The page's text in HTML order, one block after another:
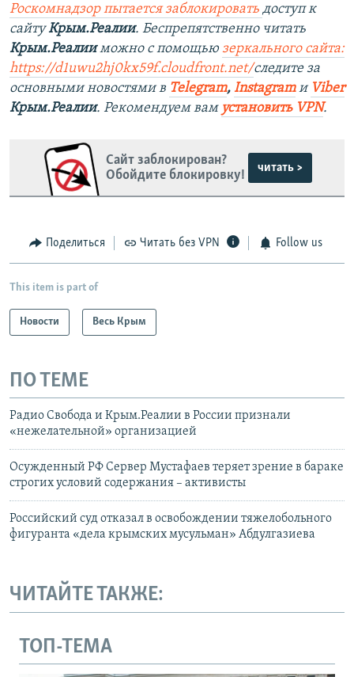
Роскомнадзор пытается заблокировать доступ к
сайтуКрым.Реалии. Беспрепятственно читать
Крым.Реалииможно с помощью зеркального сайта:
https://d1uwu2hj0kx59f.cloudfront.net/следите за
основными новостями в Telegram, Instagramи Viber
Крым.Реалии. Рекомендуем вам установить VPN.
Сайт заблокирован?
Обойдите блокировку!
читать >
Поделиться Читать без VPN Follow us
This item is part of
Новости Весь Крым
ПО ТЕМЕ
Радио Свобода и Крым.Реалии в России признали
«нежелательной» организацией
Осужденный РФ Сервер Мустафаев теряет зрение в бараке
строгих условий содержания – активисты
Российский суд отказал в освобождении тяжелобольного
фигуранта «дела крымских мусульман» Абдулгазиева
ЧИТАЙТЕ ТАКЖЕ:
ТОП-ТЕМА